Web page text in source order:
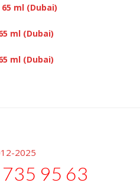
ml (Dubai)
ml (Dubai)
ml (Dubai)
2025
95 63